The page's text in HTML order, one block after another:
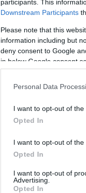
participants. This
Downstream Participants
Please note that this
information including but
deny consent to Google
in below Google consent
Personal Data
I want to opt-out of the
Opted In
I want to opt-out of the
Opted In
I want to opt-out of
Advertising.
Opted In